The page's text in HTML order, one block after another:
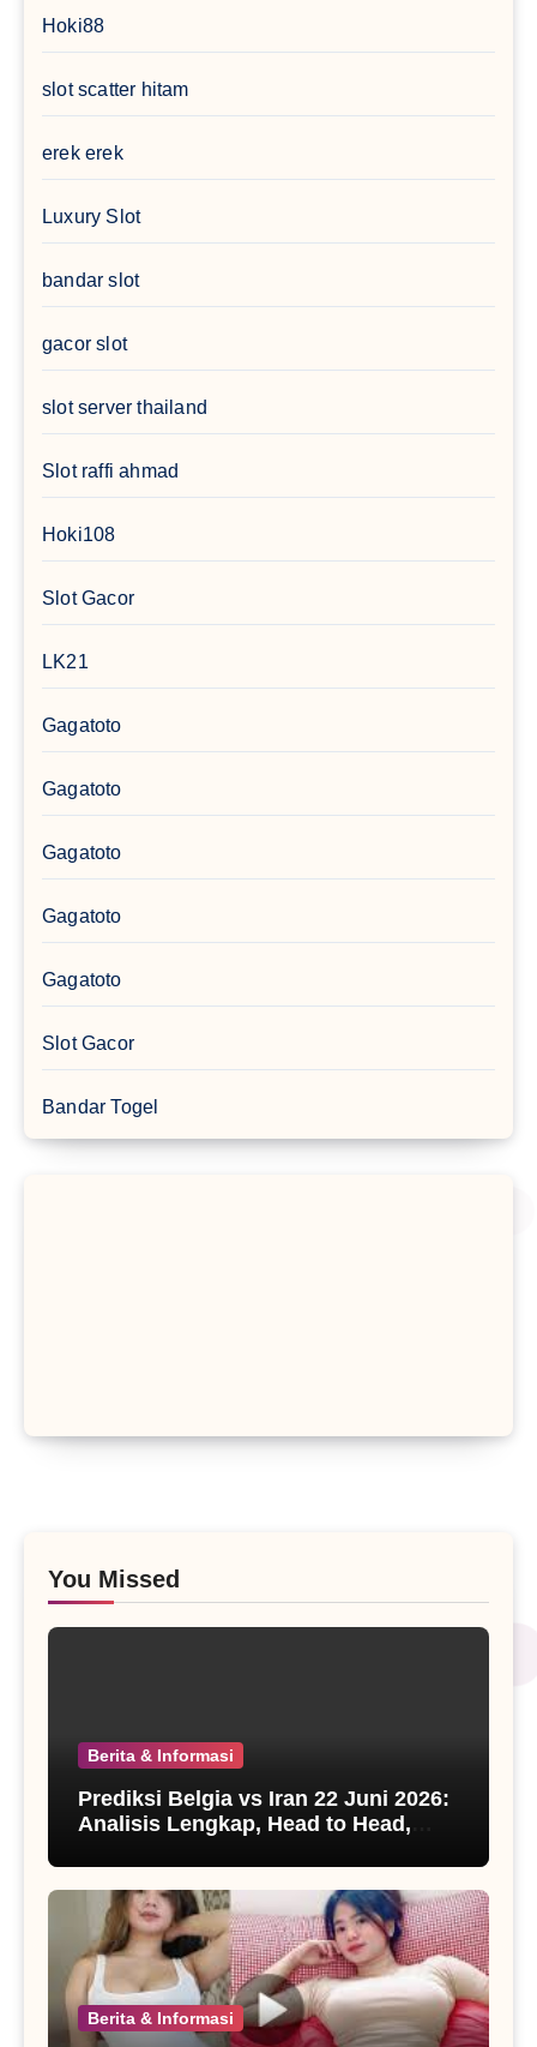
Hoki88
slot scatter hitam
erek erek
Luxury Slot
bandar slot
gacor slot
slot server thailand
Slot raffi ahmad
Hoki108
Slot Gacor
LK21
Gagatoto
Gagatoto
Gagatoto
Gagatoto
Gagatoto
Slot Gacor
Bandar Togel
You Missed
Berita & Informasi
Prediksi Belgia vs Iran 22 Juni 2026:
Analisis Lengkap, Head to Head,
Grup G Piala Dunia 2026
Berita & Informasi